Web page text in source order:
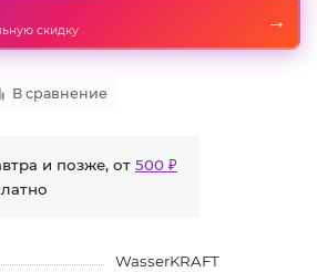
скидку →
В сравнение
и позже, от 500 ₽
WasserKRAFT